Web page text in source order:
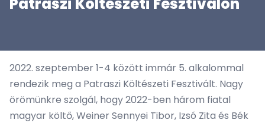
2022. szeptember 1-4 között immár 5. alkalommal
rendezik meg a Patraszi Költészeti Fesztivált. Nagy
örömünkre szolgál, hogy 2022-ben három fiatal
magyar költő, Weiner Sennyei Tibor, Izsó Zita és Bék